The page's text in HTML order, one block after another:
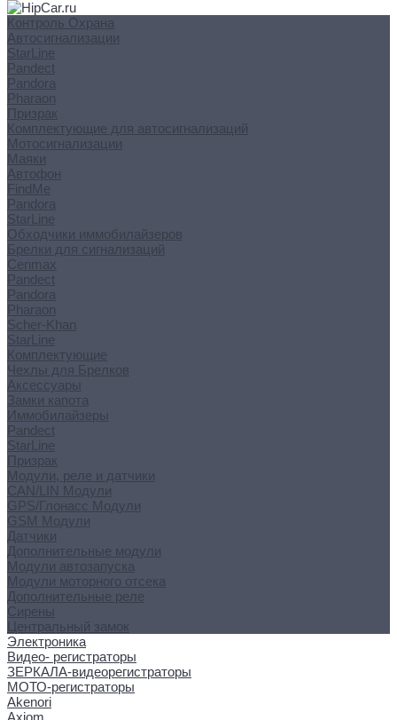
Контроль Охрана
Автосигнализации
StarLine
Pandect
Pandora
Pharaon
Призрак
Комплектующие для автосигнализаций
Мотосигнализации
Маяки
Автофон
FindMe
Pandora
StarLine
Обходчики иммобилайзеров
Брелки для сигнализаций
Cenmax
Pandect
Pandora
Pharaon
Scher-Khan
StarLine
Комплектующие
Чехлы для Брелков
Аксессуары
Замки капота
Иммобилайзеры
Pandect
StarLine
Призрак
Модули, реле и датчики
CAN/LIN Модули
GPS/Глонасс Модули
GSM Модули
Датчики
Дополнительные модули
Модули автозапуска
Модули моторного отсека
Дополнительные реле
Сирены
Центральный замок
Электроника
Видео- регистраторы
ЗЕРКАЛА-видеорегистраторы
МОТО-регистраторы
Akenori
Axiom